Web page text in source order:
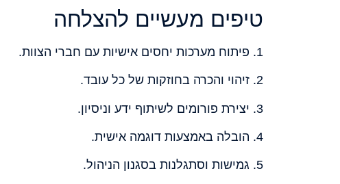
טיפים מעשיים להצלחה
1. פיתוח מערכות יחסים אישיות עם חברי הצוות.
2. זיהוי והכרה בחוזקות של כל עובד.
3. יצירת פורומים לשיתוף ידע וניסיון.
4. הובלה באמצעות דוגמה אישית.
5. גמישות וסתגלנות בסגנון הניהול.